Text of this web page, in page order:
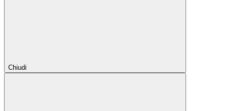
Chiudi